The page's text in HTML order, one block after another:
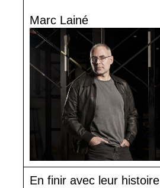
Marc Lainé
En finir avec leur histoire